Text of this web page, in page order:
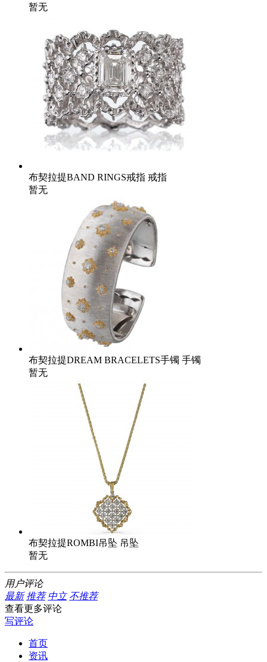
暂无
布契拉提BAND RINGS戒指 戒指
暂无
布契拉提DREAM BRACELETS手镯 手镯
暂无
布契拉提ROMBI吊坠 吊坠
暂无
用户评论
最新 推荐 中立 不推荐
查看更多评论
写评论
首页
资讯